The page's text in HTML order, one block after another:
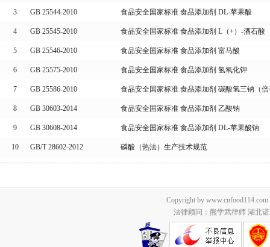
3 GB 25544-2010 食品安全国家标准 食品添加剂 DL-苹果酸
4 GB 25545-2010 食品安全国家标准 食品添加剂 L（+）-酒石酸
5 GB 25546-2010 食品安全国家标准 食品添加剂 富马酸
6 GB 25575-2010 食品安全国家标准 食品添加剂 氢氧化钾
7 GB 25586-2010 食品安全国家标准 食品添加剂 碳酸氢三钠（
8 GB 30603-2014 食品安全国家标准 食品添加剂 乙酸钠
9 GB 30608-2014 食品安全国家标准 食品添加剂 DL-苹果酸钠
10 GB/T 28602-2012 磷酸（热法）生产技术规范
Copyright by
法律顾问：熊学武律师 湖北